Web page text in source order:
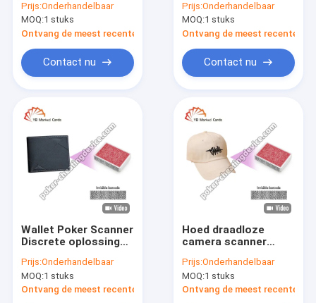
Camera
Prijs:Onderhandelbaar
MOQ:1 stuks
Ontvang de meest recente Prijs
Contact nu
Prijs:Onderhandelbaar
MOQ:1 stuks
Ontvang de meest recente
Contact nu
Wallet Poker Scanner
Discrete oplossing
pokerkaartscannen
Prijs:Onderhandelbaar
MOQ:1 stuks
Ontvang de meest recente Prijs
Hoed draadloze
camera scanner
cheat apparaat voor
barcode kaart
scannen
Prijs:Onderhandelbaar
MOQ:1 stuks
Ontvang de meest recente